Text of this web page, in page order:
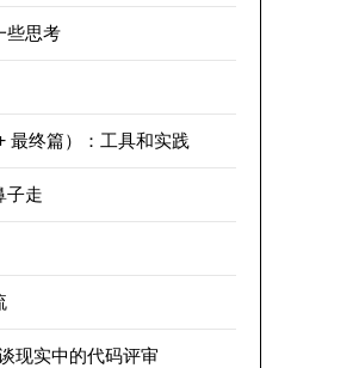
些思考
最终篇）：工具和实践
子走
现实中的代码评审